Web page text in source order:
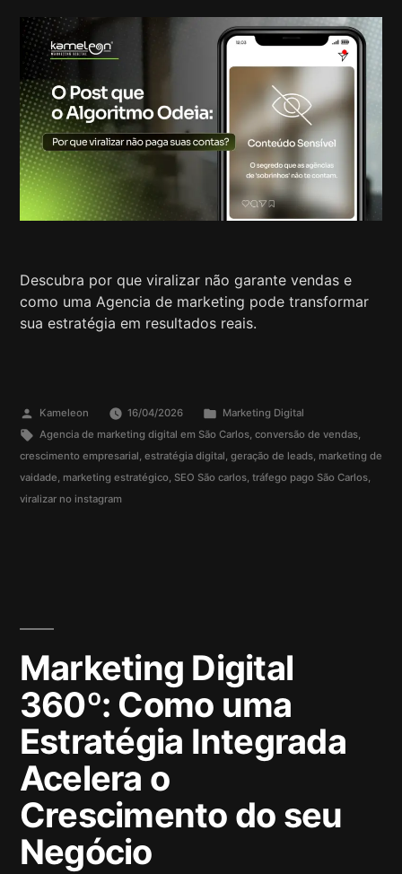
Descubra por que viralizar não garante vendas e
como uma Agencia de marketing pode transformar
sua estratégia em resultados reais.
Kameleon 16/04/2026
Marketing Digital
Agencia de marketing digital em São Carlos, conversão de vendas,
crescimento empresarial, estratégia digital, geração de leads, marketing de
vaidade, marketing estratégico, SEO São carlos, tráfego pago São Carlos,
viralizar no instagram
Marketing Digital
360º: Como uma
Estratégia Integrada
Acelera o
Crescimento do seu
Negócio